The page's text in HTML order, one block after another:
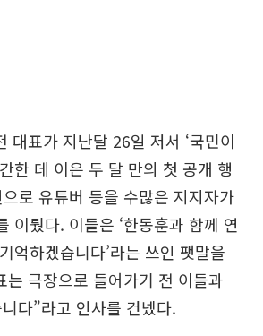
대표가 지난달 26일 저서 ‘국민이
한 데 이은 두 달 만의 첫 공개 행
로 유튜버 등을 수많은 지지자가
이뤘다. 이들은 ‘한동훈과 함께 연
억하겠습니다’라는 쓰인 팻말을
는 극장으로 들어가기 전 이들과
다”라고 인사를 건넸다.